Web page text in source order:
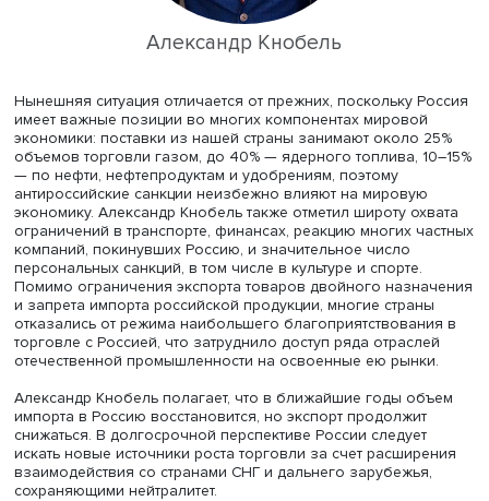
Александр Кнобель
Нынешняя ситуация отличается от прежних, поскольку
имеет важные позиции во многих компонентах
экономики: поставки из нашей страны занимают около
объемов торговли газом, до 40% — ядерного топлива,
— по нефти, нефтепродуктам и удобрениям, поэтому